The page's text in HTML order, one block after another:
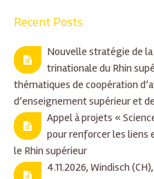
Recent Posts
Nouvelle stratégie de
trinationale du Rhin
thématiques de coopération
d’enseignement supérieur et
Appel à projets «
pour renforcer les liens
le Rhin supérieur
4.11.2026, Windisch